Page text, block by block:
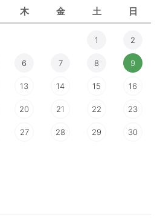
木 金 土 日
1 2
6 7 8 9
13 14 15 16
20 21 22 23
27 28 29 30